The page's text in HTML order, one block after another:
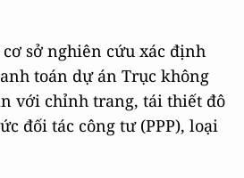
sở nghiên cứu xác định
toán dự án Trục không
với chỉnh trang, tái thiết đô
đối tác công tư (PPP), loại